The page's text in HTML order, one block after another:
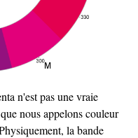
nous appelons couleur
la bande